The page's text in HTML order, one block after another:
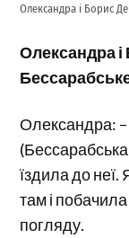
Олександра і Борис
Олександра
Олександра: –
їздила до неї.
там і
погляду.